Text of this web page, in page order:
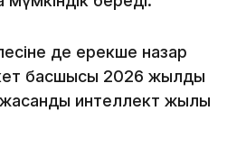
де ерекше назар
басшысы 2026 жылды
интеллект жылы